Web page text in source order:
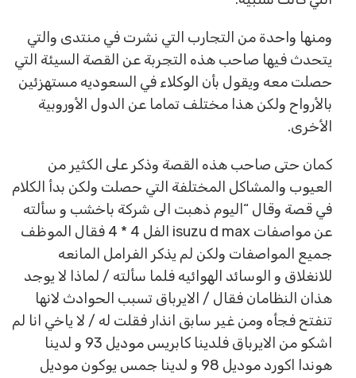
ومنها واحدة من التجارب التي نشرت في منتدى والتي
يتحدث فيها صاحب هذه التجربة عن القصة السيئة التي
حصلت معه ويقول بأن الوكلاء في السعوديه مستهزئين
بالأرواح ولكن هذا مختلف تماما عن الدول الأوروبية
الأخرى.
كمان حتى صاحب هذه القصة وذكر على الكثير من
العيوب والمشاكل المختلفة التي حصلت ولكن بدأ الكلام
في قصة وقال “اليوم ذهبت الى شركة باخشب و سألته
عن مواصفات isuzu d max الفل 4 * 4 فقال الموظف
جميع المواصفات ولكن لم يذكر الفرامل المانعه
للانغلاق و الوسائد الهوائيه فلما سألته / لماذا لا يوجد
هذان النظامان فقال / الايرباق تسبب الحوادث لانها
تنفتح فجأه ومن غير سابق انذار فقلت له / لا ياخي انا لم
اشكو من الايرباق فلدينا كابريس موديل 93 و لدينا
هوندا اكورد موديل 98 و لدينا جمس يوكون موديل